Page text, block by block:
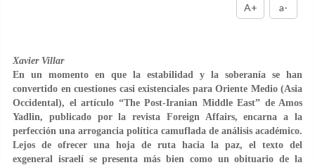
A+ a-
Xavier Villar
En un momento en que la estabilidad y la soberanía se han
convertido en cuestiones casi existenciales para Oriente Medio (Asia
Occidental), el artículo “The Post-Iranian Middle East” de Amos
Yadlin, publicado por la revista Foreign Affairs, encarna a la
perfección una arrogancia política camuflada de análisis académico.
Lejos de ofrecer una hoja de ruta hacia la paz, el texto del
exgeneral israelí se presenta más bien como un obituario de la